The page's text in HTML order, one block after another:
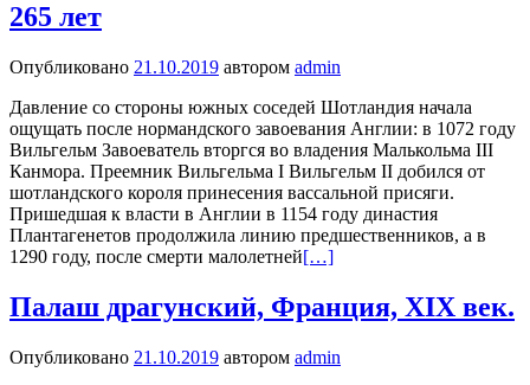
265 лет
Опубликовано 21.10.2019 автором admin
Давление со стороны южных соседей Шотландия начала
ощущать после нормандского завоевания Англии: в 1072 году
Вильгельм Завоеватель вторгся во владения Малькольма III
Канмора. Преемник Вильгельма I Вильгельм II добился от
шотландского короля принесения вассальной присяги.
Пришедшая к власти в Англии в 1154 году династия
Плантагенетов продолжила линию предшественников, а в
1290 году, после смерти малолетней[…]
Палаш драгунский, Франция, XIX век.
Опубликовано 21.10.2019 автором admin